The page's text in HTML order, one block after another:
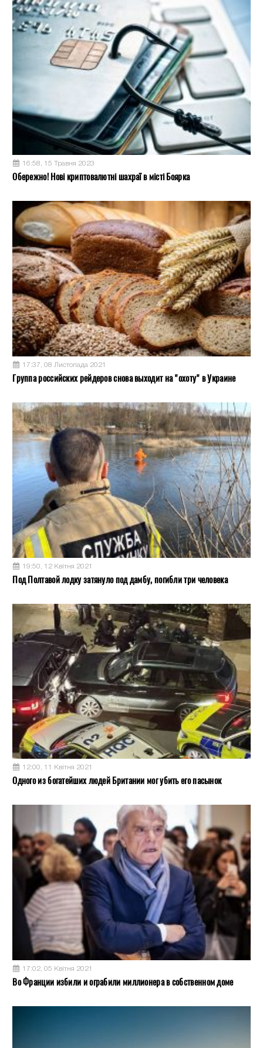
16:58, 15 Травня 2023
Обережно! Нові криптовалютні шахраї в місті Боярка
17:37, 08 Листопада 2021
Группа российских рейдеров снова выходит на "охоту" в Украине
19:50, 12 Квітня 2021
Под Полтавой лодку затянуло под дамбу, погибли три человека
12:00, 11 Квітня 2021
Одного из богатейших людей Британии мог убить его пасынок
17:02, 05 Квітня 2021
Во Франции избили и ограбили миллионера в собственном доме